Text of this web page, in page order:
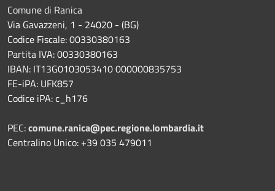
Comune di Ranica
Via Gavazzeni, 1 - 24020 - (BG)
Codice Fiscale: 00330380163
Partita IVA: 00330380163
IBAN: IT13G0103053410 000000835753
FE-iPA: UFK857
Codice iPA: c_h176
PEC:comune.ranica@pec.regione.lombardia.it
Centralino Unico: +39 035 479011